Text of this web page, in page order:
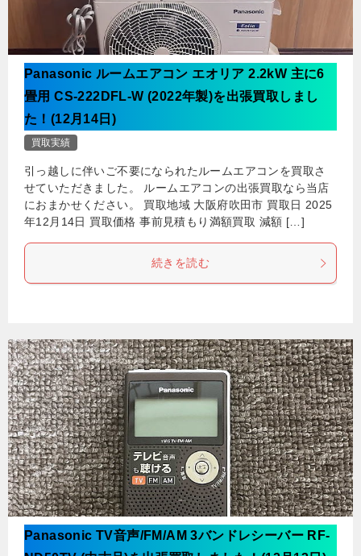
Panasonic ルームエアコン エオリア 2.2kW 主に6
畳用 CS-222DFL-W (2022年製)を出張買取しまし
た！(12月14日)
買取実績
引っ越しに伴いご不要になられたルームエアコンを買取さ
せていただきました。 ルームエアコンの出張買取なら当店
におまかせください。 買取地域 大阪府吹田市 買取日 2025
年12月14日 買取価格 事前見積もり満額買取 減額 […]
続きを読む
Panasonic TV音声/FM/AM 3バンドレシーバー RF-